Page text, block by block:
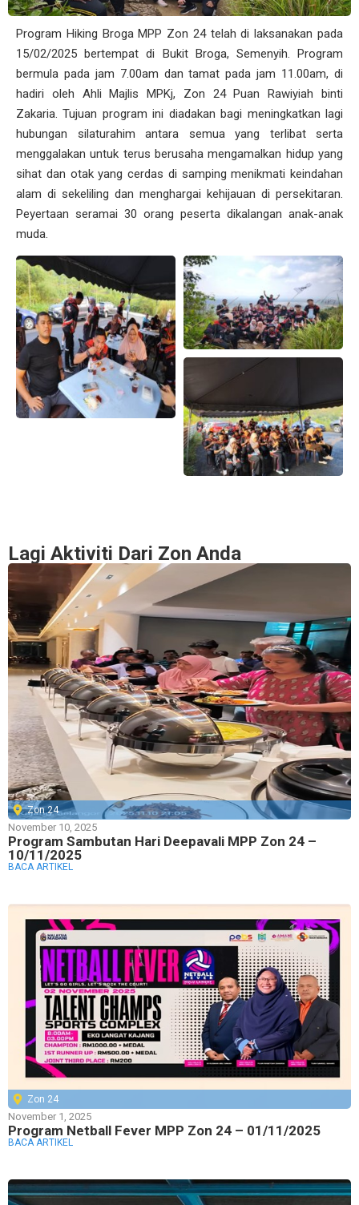
Program Hiking Broga MPP Zon 24 telah di laksanakan pada
15/02/2025 bertempat di Bukit Broga, Semenyih. Program
bermula pada jam 7.00am dan tamat pada jam 11.00am, di
hadiri oleh Ahli Majlis MPKj, Zon 24 Puan Rawiyiah binti
Zakaria. Tujuan program ini diadakan bagi meningkatkan lagi
hubungan silaturahim antara semua yang terlibat serta
menggalakan untuk terus berusaha mengamalkan hidup yang
sihat dan otak yang cerdas di samping menikmati keindahan
alam di sekeliling dan menghargai kehijauan di persekitaran.
Peyertaan seramai 30 orang peserta dikalangan anak-anak
muda.
Lagi Aktiviti Dari Zon Anda
Zon 24
November 10, 2025
Program Sambutan Hari Deepavali MPP Zon 24 –
10/11/2025
BACA ARTIKEL
Zon 24
November 1, 2025
Program Netball Fever MPP Zon 24 – 01/11/2025
BACA ARTIKEL